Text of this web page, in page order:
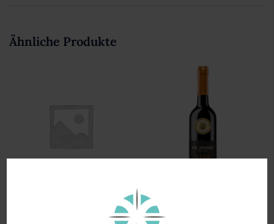
Ähnliche Produkte